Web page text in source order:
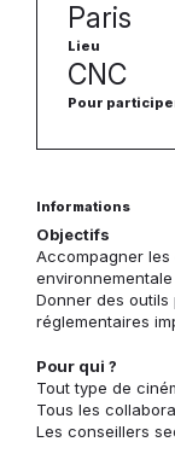
Paris
Lieu
CNC
Pour
Informations
Objectifs
Accompagner
environnementale
Donner des
réglementaires
Pour qui ?
Tout type de
Tous les
Les conseillers